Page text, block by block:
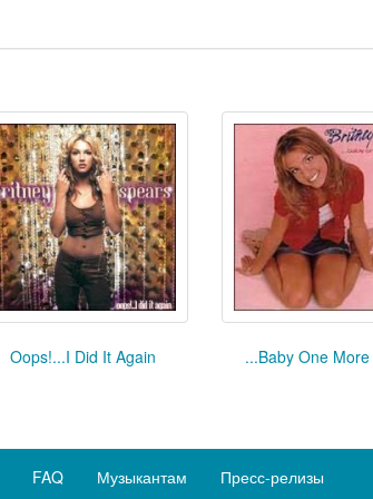
Oops!...I Did It Again ...Baby One
FAQ Музыкантам Пресс-релизы